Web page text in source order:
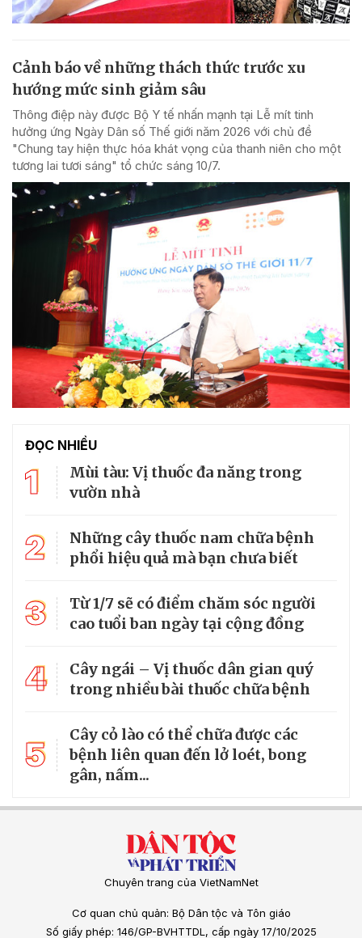
Cảnh báo về những thách thức trước xu
hướng mức sinh giảm sâu
Thông điệp này được Bộ Y tế nhấn mạnh tại Lễ mít tinh
hưởng ứng Ngày Dân số Thế giới năm 2026 với chủ đề
"Chung tay hiện thực hóa khát vọng của thanh niên cho một
tương lai tươi sáng" tổ chức sáng 10/7.
ĐỌC NHIỀU
1
Mùi tàu: Vị thuốc đa năng trong
vườn nhà
2
Những cây thuốc nam chữa bệnh
phổi hiệu quả mà bạn chưa biết
3
Từ 1/7 sẽ có điểm chăm sóc người
cao tuổi ban ngày tại cộng đồng
4
Cây ngái – Vị thuốc dân gian quý
trong nhiều bài thuốc chữa bệnh
5
Cây cỏ lào có thể chữa được các
bệnh liên quan đến lở loét, bong
gân, nấm...
Chuyên trang của VietNamNet
Cơ quan chủ quản: Bộ Dân tộc và Tôn giáo
Số giấy phép: 146/GP-BVHTTDL, cấp ngày 17/10/2025